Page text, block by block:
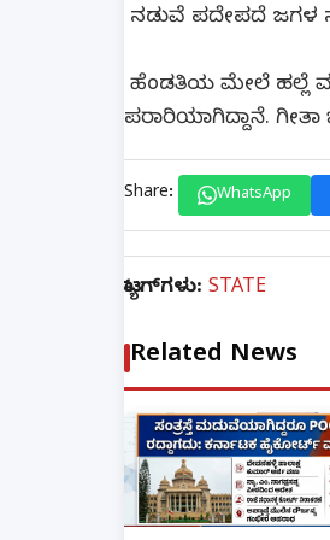
ನಡುವೆ ಪದೇಪದೆ ಜಗಳ
ಹೆಂಡತಿಯ ಮೇಲೆ ಹಲ್ಲೆ
ಪರಾರಿಯಾಗಿದ್ದಾನೆ. ಗೀತಾ
Share: WhatsApp
ಟ್ಯಾಗ್‌ಗಳು: STATE
Related News